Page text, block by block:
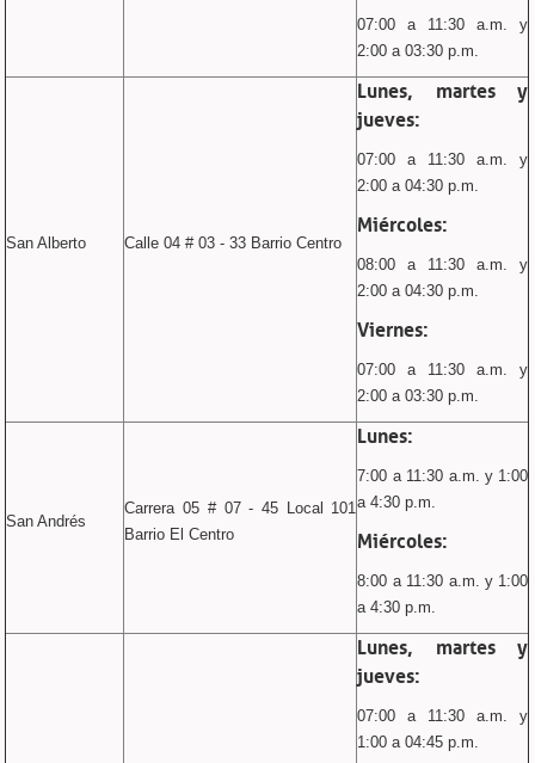
07:00 a 11:30 a.m. y
2:00 a 03:30 p.m.
San Alberto Calle 04 # 03 - 33 Barrio Centro
Lunes, martes y
jueves:
07:00 a 11:30 a.m. y
2:00 a 04:30 p.m.
Miércoles:
08:00 a 11:30 a.m. y
2:00 a 04:30 p.m.
Viernes:
07:00 a 11:30 a.m. y
2:00 a 03:30 p.m.
San Andrés
Carrera 05 # 07 - 45 Local 101
Barrio El Centro
Lunes:
7:00 a 11:30 a.m. y 1:00
a 4:30 p.m.
Miércoles:
8:00 a 11:30 a.m. y 1:00
a 4:30 p.m.
Lunes, martes y
jueves:
07:00 a 11:30 a.m. y
1:00 a 04:45 p.m.